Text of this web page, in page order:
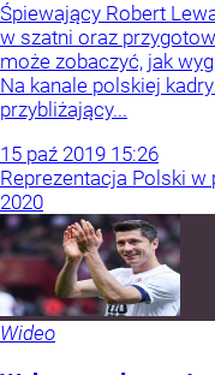
Śpiewający Robert
w szatni oraz
może zobaczyć, jak
Na kanale polskiej
przybliżający...
15 paź 2019 15:26
Reprezentacja Polski w
2020
Wideo